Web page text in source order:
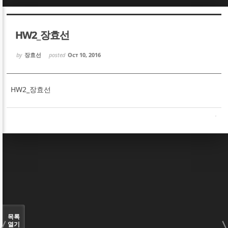
HW2_장효선
by 장효선 posted Oct 10, 2016
HW2_장효선
목록
열기
Sketchbook5, 스케치북5
Sketchbook5, 스케치북5
Sketchbook5, 스케치북5
Sketchbook5, 스케치북5